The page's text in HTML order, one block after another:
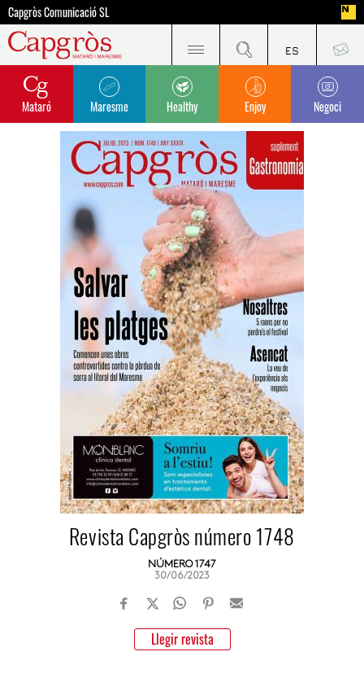
Capgròs Comunicació SL
Mataró Maresme Healthy Enjoy Negoci
Revista Capgròs número 1748
NÚMERO 1747
30/06/2023
Llegir revista